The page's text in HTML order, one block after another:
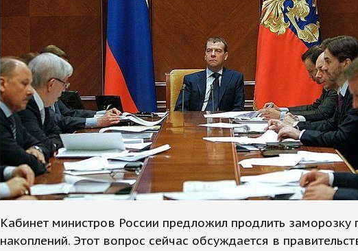
Кабинет министров России предложил продлить заморозку
накоплений. Этот вопрос сейчас обсуждается в